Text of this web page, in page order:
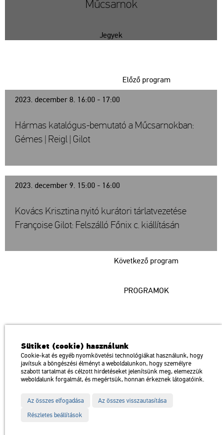
Műcsarnok
Jegyek
2023. december 8. 16:00 - 17:00
Előző program
Hármas katalógus-bemutató a Műcsarnokban:
Gémes | Reigl | Gilot
2023. december 9. 15:00 - 16:00
Következő program
Kovács Krisztina nyitó kurátori tárlatvezetése
Françoise Gilot: Felszálló Főnix c. kiállításán
PROGRAMOK
a Magyar Művészeti Akadémia intézménye
1146 Budapest, Dózsa György út 37.
Megközelíthető: Millenniumi Földalatti Vasút – Hősök tere megálló
Trolibusz: 75, 79 / Autóbusz: 20, 30, 105
Impresszum Sitemap Adatvédelem
térkép
Sütiket (cookie) használunk
Cookie-kat és egyéb nyomkövetési technológiákat használunk, hogy
javítsuk a böngészési élményt a weboldalunkon, hogy személyre
szabott tartalmat és célzott hirdetéseket jelenítsünk meg, elemezzük
weboldalunk forgalmát, és megértsük, honnan érkeznek látogatóink.
Az összes elfogadása
Az összes visszautasítása
Részletes beállítások